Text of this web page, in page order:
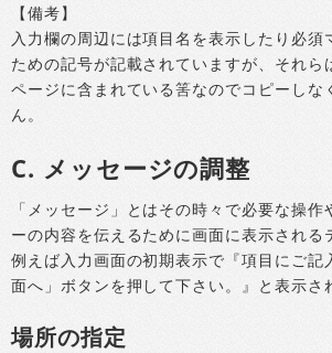
【備考】
入力欄の周辺には項目名を表示したり必須
ための記号が記載されていますが、それら
ページに含まれている筈なのでコピーしな
ん。
C. メッセージの調整
「メッセージ」とはその時々で必要な操作
ーの内容を伝えるために画面に表示される
例えば入力画面の初期表示で『項目にご記
面へ」ボタンを押して下さい。』と表示さ
場所の指定